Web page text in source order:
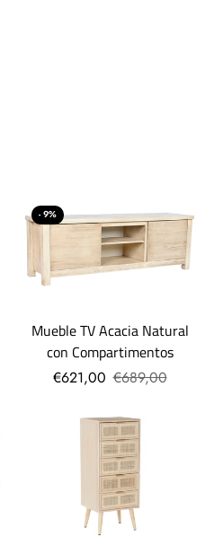
- 9%
Mueble TV Acacia Natural
con Compartimentos
€621,00 €689,00